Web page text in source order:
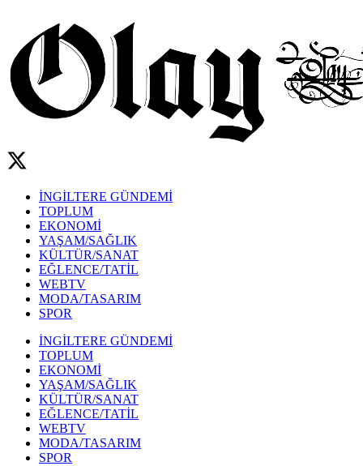
İNGİLTERE GÜNDEMİ
TOPLUM
EKONOMİ
YAŞAM/SAĞLIK
KÜLTÜR/SANAT
EĞLENCE/TATİL
WEBTV
MODA/TASARIM
SPOR
İNGİLTERE GÜNDEMİ
TOPLUM
EKONOMİ
YAŞAM/SAĞLIK
KÜLTÜR/SANAT
EĞLENCE/TATİL
WEBTV
MODA/TASARIM
SPOR